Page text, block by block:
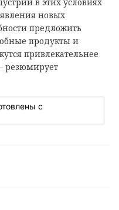
новых
предложить
продукты и
привлекательнее
резюмирует
с